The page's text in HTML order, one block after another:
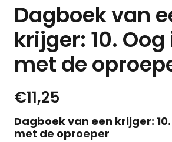
Dagboek van
krijger: 10.
met de
€11,25
Dagboek van een krijger:
met de oproeper